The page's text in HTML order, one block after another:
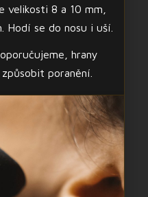
velikosti 8 a 10 mm,
Hodí se do nosu i uší.
hrany
poranění.